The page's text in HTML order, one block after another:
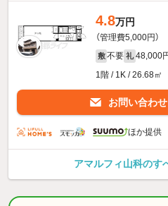
4.8万円
（管理費5,000円）
敷 不要 礼 48,000
1階 / 1K / 26.68㎡
お問い合わせ
ほか提供
アマルフィ山科のす